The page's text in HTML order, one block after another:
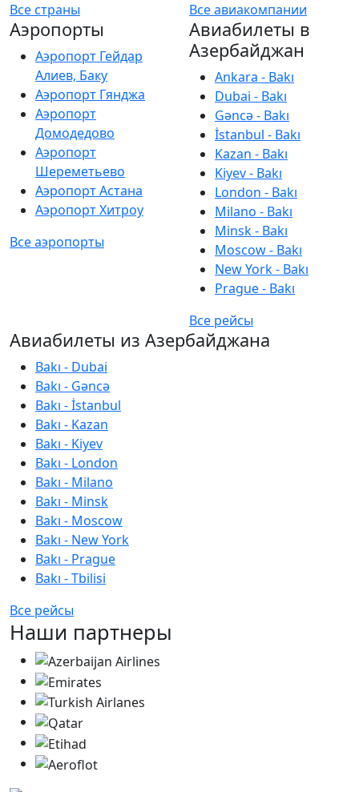
Все страны
Все авиакомпании
Аэропорты
Аэропорт Гейдар
Алиев, Баку
Аэропорт Гянджа
Аэропорт
Домодедово
Аэропорт
Шереметьево
Аэропорт Астана
Аэропорт Хитроу
Все аэропорты
Авиабилеты в
Азербайджан
Ankara - Bakı
Dubai - Bakı
Gəncə - Bakı
İstanbul - Bakı
Kazan - Bakı
Kiyev - Bakı
London - Bakı
Milano - Bakı
Minsk - Bakı
Moscow - Bakı
New York - Bakı
Prague - Bakı
Все рейсы
Авиабилеты из Азербайджана
Bakı - Dubai
Bakı - Gəncə
Bakı - İstanbul
Bakı - Kazan
Bakı - Kiyev
Bakı - London
Bakı - Milano
Bakı - Minsk
Bakı - Moscow
Bakı - New York
Bakı - Prague
Bakı - Tbilisi
Все рейсы
Наши партнеры